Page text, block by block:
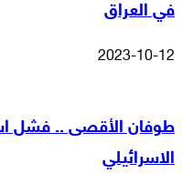
في العراق
2023-10-12
طوفان الأقصى .. فشل
الاسرائيلي